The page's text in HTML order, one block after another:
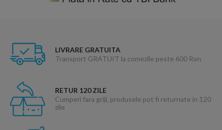
LIVRARE GRATUITA
Transport GRATUIT la comezile peste 600 Ron
RETUR 120 ZILE
Cumperi fara griji, produsele pot fi returnate in 120
zile